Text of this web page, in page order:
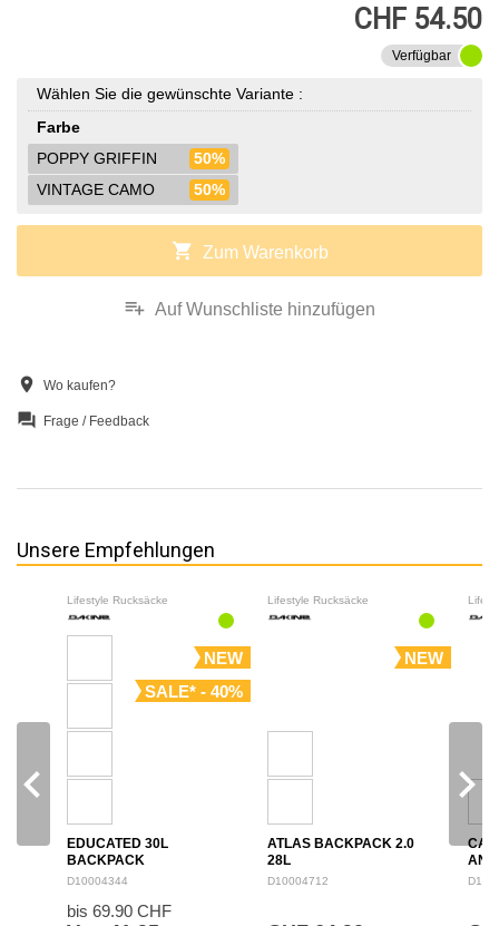
CHF 54.50
Verfügbar
Wählen Sie die gewünschte Variante :
Farbe
POPPY GRIFFIN
50%
VINTAGE CAMO
50%
shopping_cart Zum Warenkorb
playlist_add Auf Wunschliste hinzufügen
location_on Wo kaufen?
question_answer Frage / Feedback
Unsere Empfehlungen
Lifestyle Rucksäcke
NEW
SALE* - 40%
EDUCATED 30L
BACKPACK
D10004344
bis 69.90 CHF
Lifestyle Rucksäcke
NEW
ATLAS BACKPACK 2.0
28L
D10004712
navigate_before navigate_next